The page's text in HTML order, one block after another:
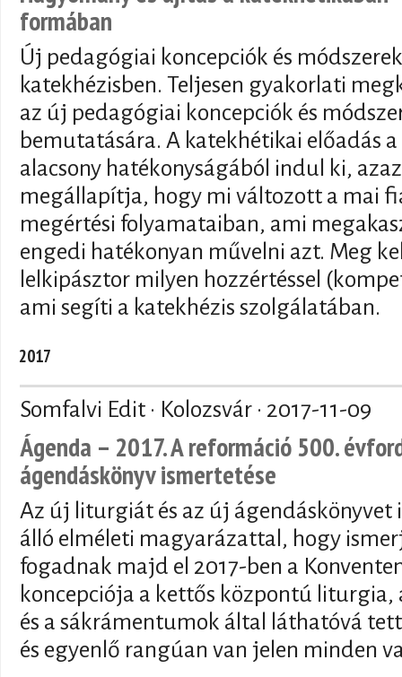
formában
Új pedagógiai koncepciók és
katekhézisben. Teljesen gyakorlati
az új pedagógiai koncepciók és
bemutatására. A katekhétikai előadás
alacsony hatékonyságából indul ki,
megállapítja, hogy mi változott a mai
megértési folyamataiban, ami
engedi hatékonyan művelni azt. Meg
lelkipásztor milyen hozzértéssel
ami segíti a katekhézis szolgálatában.
2017
Somfalvi Edit · Kolozsvár · 2017-11-09
Ágenda – 2017. A reformáció 500.
ágendáskönyv ismertetése
Az új liturgiát és az új ágendáskönyvet
álló elméleti magyarázattal, hogy
fogadnak majd el 2017-ben a
koncepciója a kettős központú liturgia,
és a sákrámentumok által láthatóvá
és egyenlő rangúan van jelen minden